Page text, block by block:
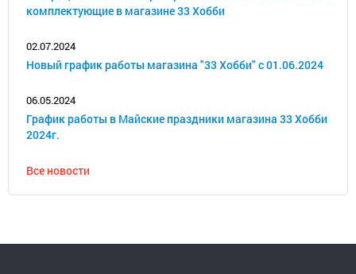
комплектующие в магазине 33 Хобби
02.07.2024
Новый график работы магазина "33 Хобби" с 01.06.2024
06.05.2024
График работы в Майские праздники магазина 33 Хобби
2024г.
Все новости